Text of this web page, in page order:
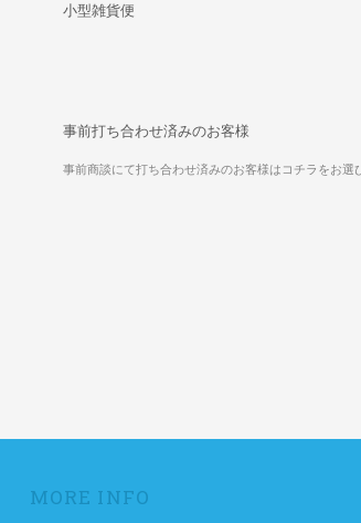
小型雑貨便
事前打ち合わせ済みのお客様
事前商談にて打ち合わせ済みのお客様はコチラをお選
MORE INFO